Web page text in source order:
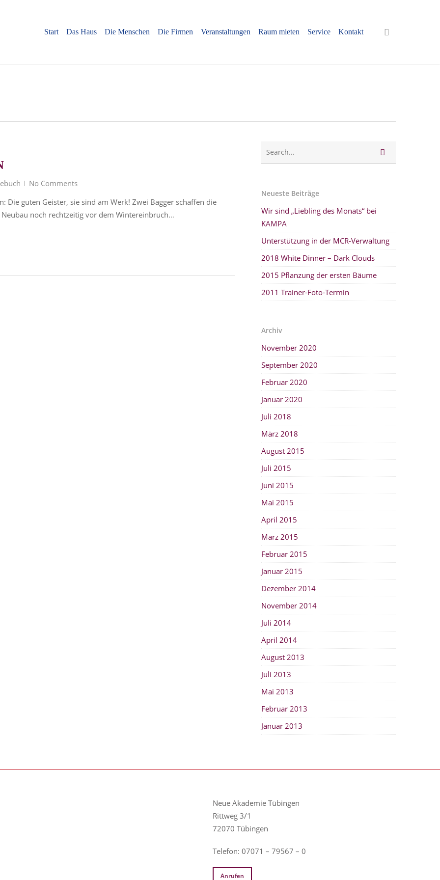
Start Das Haus Die Menschen Die Firmen Veranstaltungen Raum mieten Service Kontakt
No Comments
Die guten Geister, sie sind am Werk! Zwei Bagger schaffen die
noch rechtzeitig vor dem Wintereinbruch…
Neueste Beiträge
Wir sind „Liebling des Monats“ bei
KAMPA
Unterstützung in der MCR-Verwaltung
2018 White Dinner – Dark Clouds
2015 Pflanzung der ersten Bäume
2011 Trainer-Foto-Termin
Archiv
November 2020
September 2020
Februar 2020
Januar 2020
Juli 2018
März 2018
August 2015
Juli 2015
Juni 2015
Mai 2015
April 2015
März 2015
Februar 2015
Januar 2015
Dezember 2014
November 2014
Juli 2014
April 2014
August 2013
Juli 2013
Mai 2013
Februar 2013
Januar 2013
Neue Akademie Tübingen
Rittweg 3/1
72070 Tübingen
Telefon: 07071 – 79567 – 0
Anrufen